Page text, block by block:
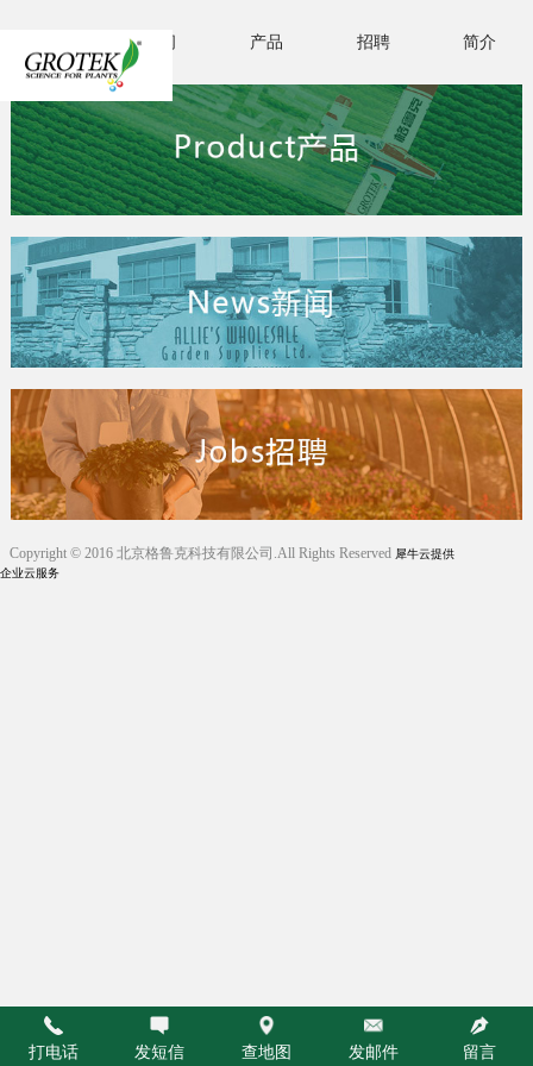
新闻 产品 招聘 简介
Copyright © 2016 北京格鲁克科技有限公司.All Rights Reserved 犀牛云提供
企业云服务
打电话 发短信 查地图 发邮件 留言